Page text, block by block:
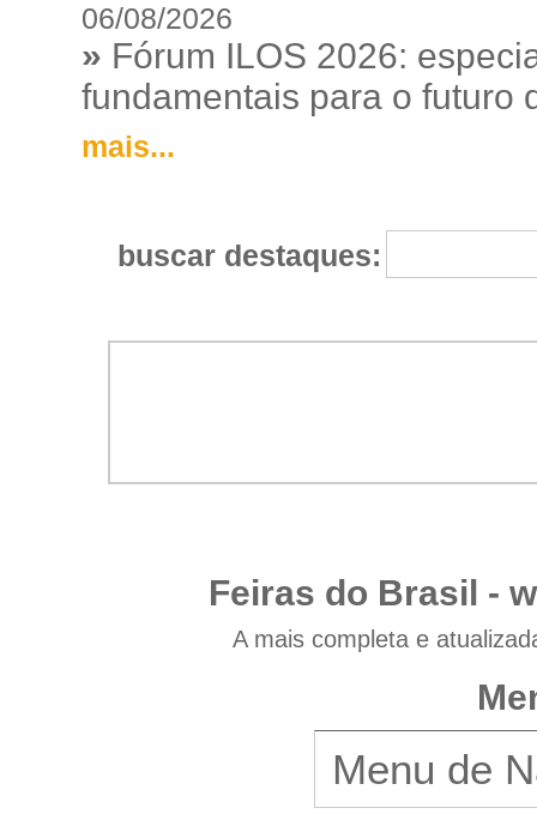
06/08/2026
» Fórum ILOS 2026:
fundamentais para o futuro
mais...
buscar destaques:
Feiras do Brasil -
A mais completa e